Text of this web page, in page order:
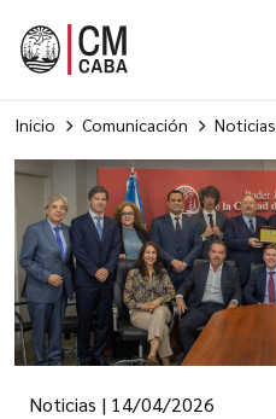
Inicio Comunicación Noticias
Noticias | 14/04/2026